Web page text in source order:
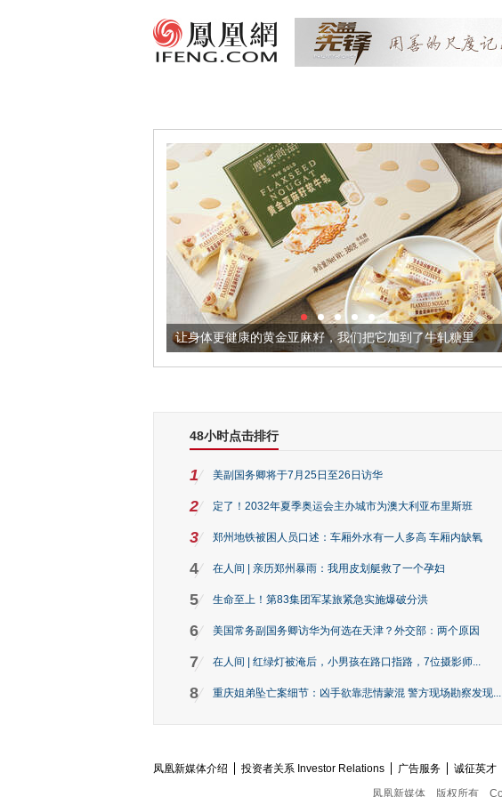
让身体更健康的黄金亚麻籽，我们把它加到了牛轧糖里
48小时点击排行
1 美副国务卿将于7月25日至26日访华
2 定了！2032年夏季奥运会主办城市为澳大利亚布里斯班
3 郑州地铁被困人员口述：车厢外水有一人多高 车厢内缺氧
4 在人间 | 亲历郑州暴雨：我用皮划艇救了一个孕妇
5 生命至上！第83集团军某旅紧急实施爆破分洪
6 美国常务副国务卿访华为何选在天津？外交部：两个原因
7 在人间 | 红绿灯被淹后，小男孩在路口指路，7位摄影师...
8 重庆姐弟坠亡案细节：凶手欲靠悲情蒙混 警方现场勘察发现...
凤凰新媒体介绍 投资者关系 Investor Relations 广告服务 诚征英才
凤凰新媒体
版权所有